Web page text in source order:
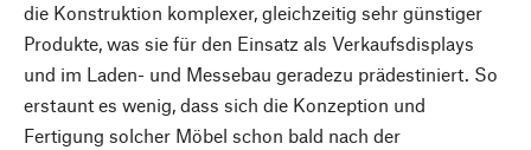
die Konstruktion komplexer, gleichzeitig sehr günstiger
Produkte, was sie für den Einsatz als Verkaufsdisplays
und im Laden- und Messebau geradezu prädestiniert. So
erstaunt es wenig, dass sich die Konzeption und
Fertigung solcher Möbel schon bald nach der